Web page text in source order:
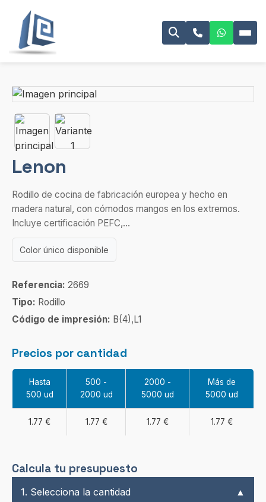
Lenon
Rodillo de cocina de fabricación europea y hecho en
madera natural, con cómodos mangos en los extremos.
Incluye certificación PEFC,...
Color único disponible
Referencia: 2669
Tipo: Rodillo
Código de impresión: B(4),L1
Precios por cantidad
Hasta
500 ud
500 -
2000 ud
2000 -
5000 ud
Más de
5000 ud
1.77 € 1.77 € 1.77 € 1.77 €
Calcula tu presupuesto
1. Selecciona la cantidad ▲